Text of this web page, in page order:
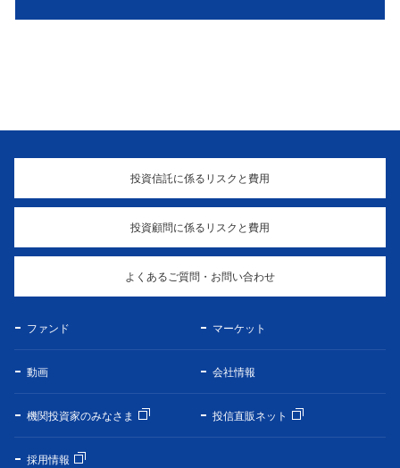
投資信託に係るリスクと費用
投資顧問に係るリスクと費用
よくあるご質問・お問い合わせ
ファンド マーケット
動画 会社情報
機関投資家のみなさま 投信直販ネット
採用情報